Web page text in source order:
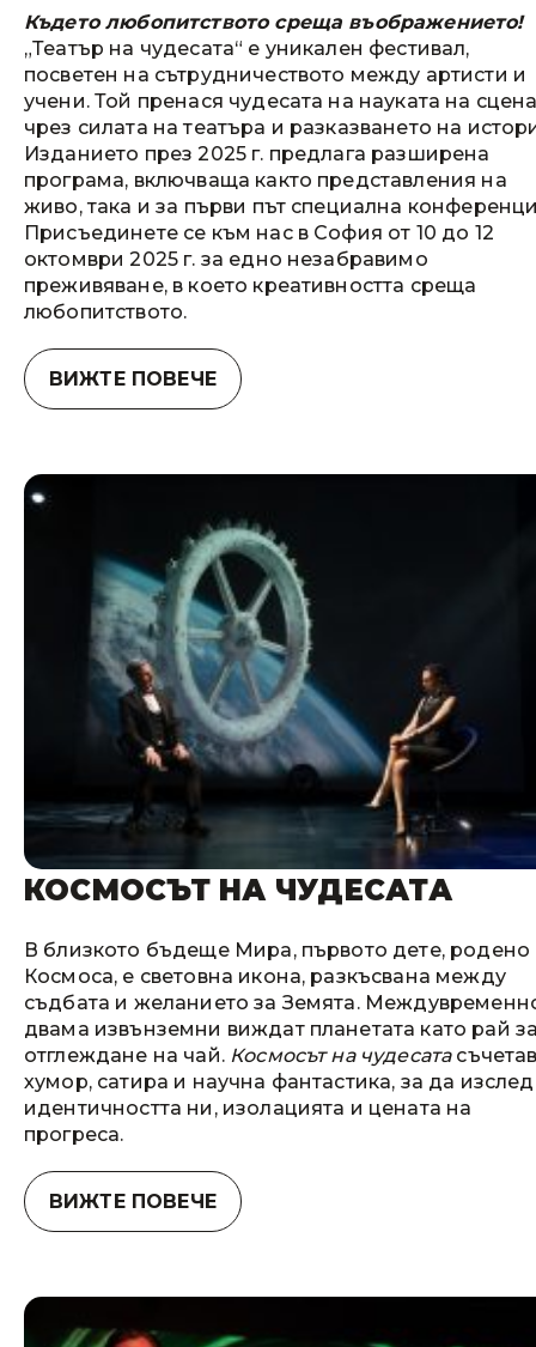
Където любопитството среща въображението!
„Театър на чудесата“ е уникален фестивал,
посветен на сътрудничеството между артисти и
учени. Той пренася чудесата на науката на
чрез силата на театъра и разказването на
Изданието през 2025 г. предлага разширена
програма, включваща както представления на
живо, така и за първи път специална
Присъединете се към нас в София от 10 до 12
октомври 2025 г. за едно незабравимо
преживяване, в което креативността среща
любопитството.
ВИЖТЕ ПОВЕЧЕ
КОСМОСЪТ НА ЧУДЕСАТА
В близкото бъдеще Мира, първото дете, родено
Космоса, е световна икона, разкъсвана между
съдбата и желанието за Земята.
двама извънземни виждат планетата като рай
отглеждане на чай. Космосът на чудесата
хумор, сатира и научна фантастика, за да
идентичността ни, изолацията и цената на
прогреса.
ВИЖТЕ ПОВЕЧЕ